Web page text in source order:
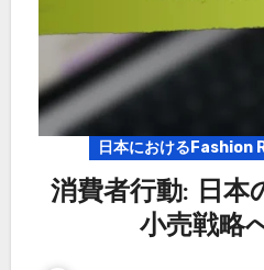
日本における
消費者行動: 日本
小売戦略